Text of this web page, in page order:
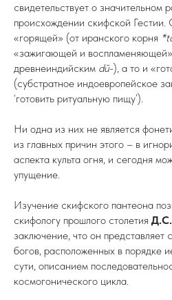
свидетельствует о значительном
происхождении скифской Гестии.
«горящей» (от иранского корня
«зажигающей и
древнеиндийским dū-), а то и
(субстратное индоевропейское
‘готовить ритуальную пищу’).
Ни одна из них не является
из главных причин этого – в
аспекта культа огня, и сегодня
упущение.
Изучение скифского пантеона
скифологу прошлого столетия
заключение, что он представляет
богов, расположенных в порядке
сути, описанием
космогонического цикла.